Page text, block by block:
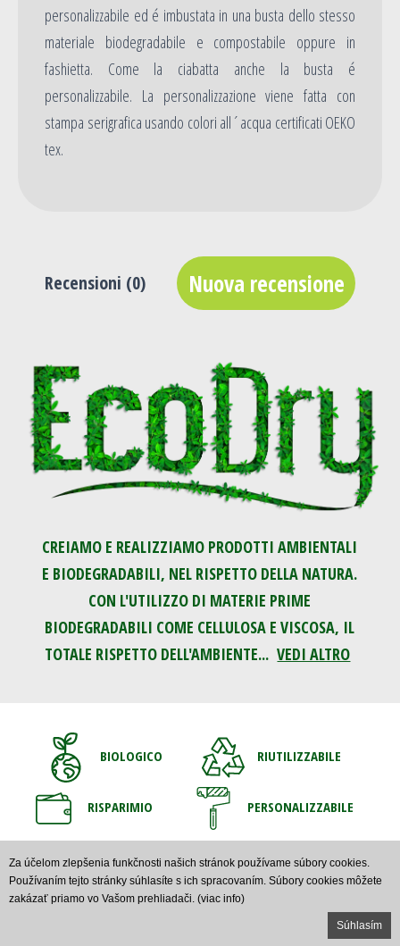
personalizzabile ed é imbustata in una busta dello stesso
materiale biodegradabile e compostabile oppure in
fashietta. Come la ciabatta anche la busta é
personalizzabile. La personalizzazione viene fatta con
stampa serigrafica usando colori all´acqua certificati OEKO
tex.
Nuova recensione
Recensioni (0)
CREIAMO E REALIZZIAMO PRODOTTI AMBIENTALI
E BIODEGRADABILI, NEL RISPETTO DELLA NATURA.
CON L'UTILIZZO DI MATERIE PRIME
BIODEGRADABILI COME CELLULOSA E VISCOSA, IL
TOTALE RISPETTO DELL'AMBIENTE... VEDI ALTRO
BIOLOGICO RIUTILIZZABILE
RISPARIMIO PERSONALIZZABILE
Created byIT PROFI Servis s.r.o.| Copyright © 2021
Za účelom zlepšenia funkčnosti našich stránok používame súbory cookies.
Používaním tejto stránky súhlasíte s ich spracovaním. Súbory cookies môžete
zakázať priamo vo Vašom prehliadači. (viac info)
Súhlasím